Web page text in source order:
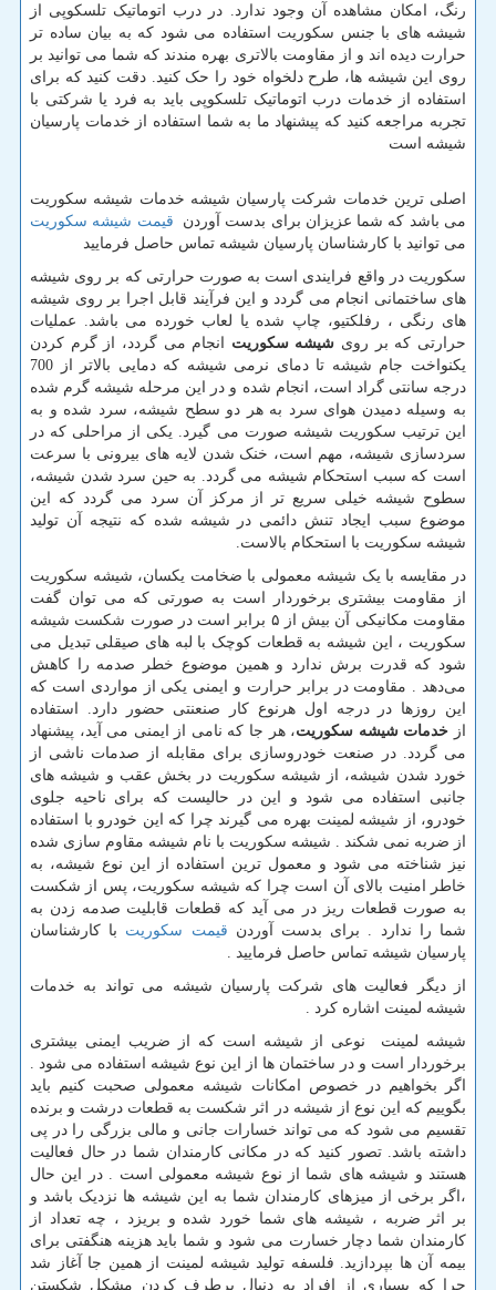
رنگ، امکان مشاهده آن وجود ندارد. در درب اتوماتیک تلسکوپی از
شیشه های با جنس سکوریت استفاده می شود که به بیان ساده تر
حرارت دیده اند و از مقاومت بالاتری بهره مندند که شما می توانید بر
روی این شیشه ها، طرح دلخواه خود را حک کنید. دقت کنید که برای
استفاده از خدمات درب اتوماتیک تلسکوپی باید به فرد یا شرکتی با
تجربه مراجعه کنید که پیشنهاد ما به شما استفاده از خدمات پارسیان
شیشه است
اصلی ترین خدمات شرکت پارسیان شیشه خدمات شیشه سکوریت
می باشد که شما عزیزان برای بدست آوردن قیمت شیشه سکوریت
می توانید با کارشناسان پارسیان شیشه تماس حاصل فرمایید
سکوریت در واقع فرایندی است به صورت حرارتی که بر روی شیشه
های ساختمانی انجام می گردد و این فرآیند قابل اجرا بر روی شیشه
های رنگی ، رفلکتیو، چاپ شده یا لعاب خورده می باشد. عملیات
حرارتی که بر روی شیشه سکوریت انجام می گردد، از گرم کردن
یکنواخت جام شیشه تا دمای نرمی شیشه که دمایی بالاتر از 700
درجه سانتی گراد است، انجام شده و در این مرحله شیشه گرم شده
به وسیله دمیدن هوای سرد به هر دو سطح شیشه، سرد شده و به
این ترتیب سکوریت شیشه صورت می گیرد. یکی از مراحلی که در
سردسازی شیشه، مهم است، خنک شدن لایه های بیرونی با سرعت
است که سبب استحکام شیشه می گردد. به حین سرد شدن شیشه،
سطوح شیشه خیلی سریع تر از مرکز آن سرد می گردد که این
موضوع سبب ایجاد تنش دائمی در شیشه شده که نتیجه آن تولید
شیشه سکوریت با استحکام بالاست.
در مقایسه با یک شیشه معمولی با ضخامت یکسان، شیشه سکوریت
از مقاومت بیشتری برخوردار است به صورتی که می توان گفت
مقاومت مکانیکی آن بیش از ۵ برابر است در صورت شکست شیشه
سکوریت ، این شیشه به قطعات کوچک با لبه های صیقلی تبدیل می
شود که قدرت برش ندارد و همین موضوع خطر صدمه را کاهش
می‌دهد . مقاومت در برابر حرارت و ایمنی یکی از مواردی است که
این روزها در درجه اول هرنوع کار صنعنتی حضور دارد. استفاده
از خدمات شیشه سکوریت، هر جا که نامی از ایمنی می آید، پیشنهاد
می گردد. در صنعت خودروسازی برای مقابله از صدمات ناشی از
خورد شدن شیشه، از شیشه سکوریت در بخش عقب و شیشه های
جانبی استفاده می شود و این در حالیست که برای ناحیه جلوی
خودرو، از شیشه لمینت بهره می گیرند چرا که این خودرو با استفاده
از ضربه نمی شکند . شیشه سکوریت با نام شیشه مقاوم سازی شده
نیز شناخته می شود و معمول ترین استفاده از این نوع شیشه، به
خاطر امنیت بالای آن است چرا که شیشه سکوریت، پس از شکست
به صورت قطعات ریز در می آید که قطعات قابلیت صدمه زدن به
شما را ندارد . برای بدست آوردن قیمت سکوریت با کارشناسان
پارسیان شیشه تماس حاصل فرمایید .
از دیگر فعالیت های شرکت پارسیان شیشه می تواند به خدمات
شیشه لمینت اشاره کرد .
شیشه لمینت نوعی از شیشه است که از ضریب ایمنی بیشتری
برخوردار است و در ساختمان ها از این نوع شیشه استفاده می شود .
اگر بخواهیم در خصوص امکانات شیشه معمولی صحبت کنیم باید
بگوییم که این نوع از شیشه در اثر شکست به قطعات درشت و برنده
تقسیم می شود که می تواند خسارات جانی و مالی بزرگی را در پی
داشته باشد. تصور کنید که در مکانی کارمندان شما در حال فعالیت
هستند و شیشه های شما از نوع شیشه معمولی است . در این حال
،اگر برخی از میزهای کارمندان شما به این شیشه ها نزدیک باشد و
بر اثر ضربه ، شیشه های شما خورد شده و بریزد ، چه تعداد از
کارمندان شما دچار خسارت می شود و شما باید هزینه هنگفتی برای
بیمه آن ها بپردازید. فلسفه تولید شیشه لمینت از همین جا آغاز شد
چرا که بسیاری از افراد به دنبال برطرف کردن مشکل شکستن